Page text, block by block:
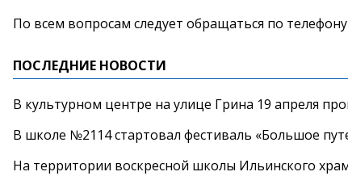
По всем вопросам следует обращаться по телефону
ПОСЛЕДНИЕ НОВОСТИ
В культурном центре на улице Грина 19 апреля
В школе №2114 стартовал фестиваль «Большое
На территории воскресной школы Ильинского